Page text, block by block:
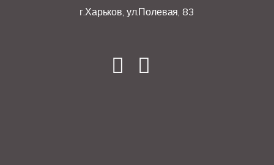
г.Харьков, ул.Полевая, 83